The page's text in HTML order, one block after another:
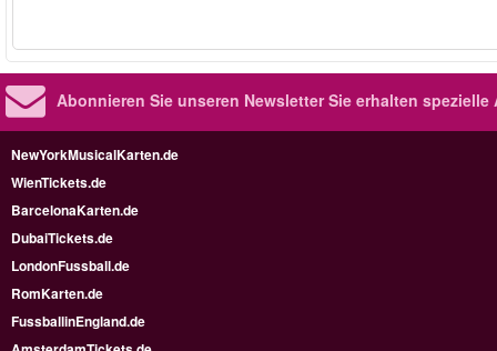
Abonnieren Sie unseren NewsletterSie erhalten spezielle
NewYorkMusicalKarten.de
WienTickets.de
BarcelonaKarten.de
DubaiTickets.de
LondonFussball.de
RomKarten.de
FussballinEngland.de